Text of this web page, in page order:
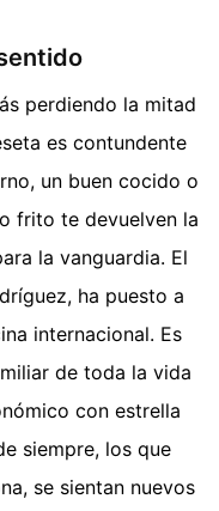
perdiendo la mitad
es contundente
un buen cocido o
frito te devuelven la
la vanguardia. El
ha puesto a
internacional. Es
de toda la vida
con estrella
siempre, los que
se sientan nuevos